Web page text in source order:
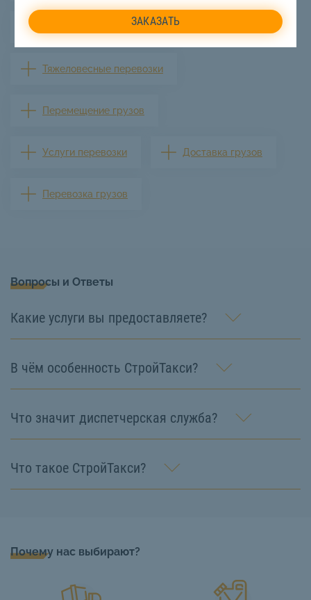
Перевозка оборудования
Тяжеловесные перевозки
Перемещение грузов
Услуги перевозки Доставка грузов
Перевозка грузов
Вопросы и Ответы
Какие услуги вы предоставляете?
В чём особенность СтройТакси?
Что значит диспетчерская служба?
Что такое СтройТакси?
Почему нас выбирают?